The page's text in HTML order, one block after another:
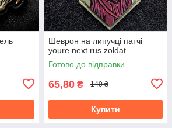
Шеврон на липучці патчі
youre next rus zoldat
Готово до відправки
65,80 ₴ 140 ₴
Купити